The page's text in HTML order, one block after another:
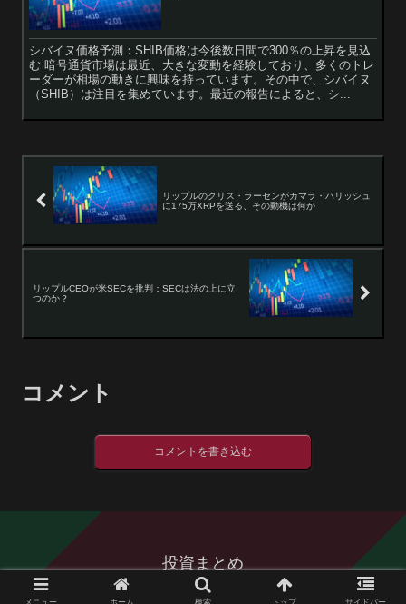
シバイヌ価格予測：SHIB価格は今後数日間で300％の上昇を見込
む 暗号通貨市場は最近、大きな変動を経験しており、多くのトレ
ーダーが相場の動きに興味を持っています。その中で、シバイヌ
（SHIB）は注目を集めています。最近の報告によると、シ...
リップルのクリス・ラーセンがカマラ・ハリッシュ
に175万XRPを送る、その動機は何か
リップルCEOが米SECを批判：SECは法の上に立
つのか？
コメント
コメントを書き込む
投資まとめ
© 2016 投資まとめ.
メニュー ホーム 検索 トップ サイドバー